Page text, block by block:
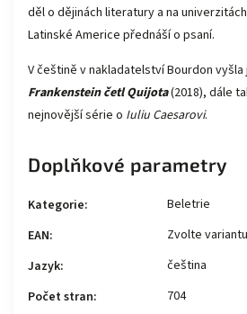
děl o dějinách literatury a na
Latinské Americe přednáší o psaní.
V češtině v nakladatelstvíBourdon vyšla
Frankenstein četl Quijota(2018), dále
nejnovější série o Iuliu Caesarovi.
Doplňkové parametry
Kategorie:
Beletrie
EAN:
Zvolte variantu
Jazyk:
čeština
Počet stran:
704